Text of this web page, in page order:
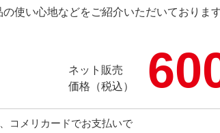
使い心地などをご紹介いただいております
ネット販売
価格（税込）
コメリカードでお支払いで